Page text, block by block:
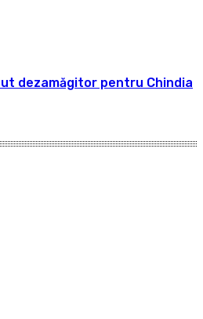
dezamăgitor pentru Chindia